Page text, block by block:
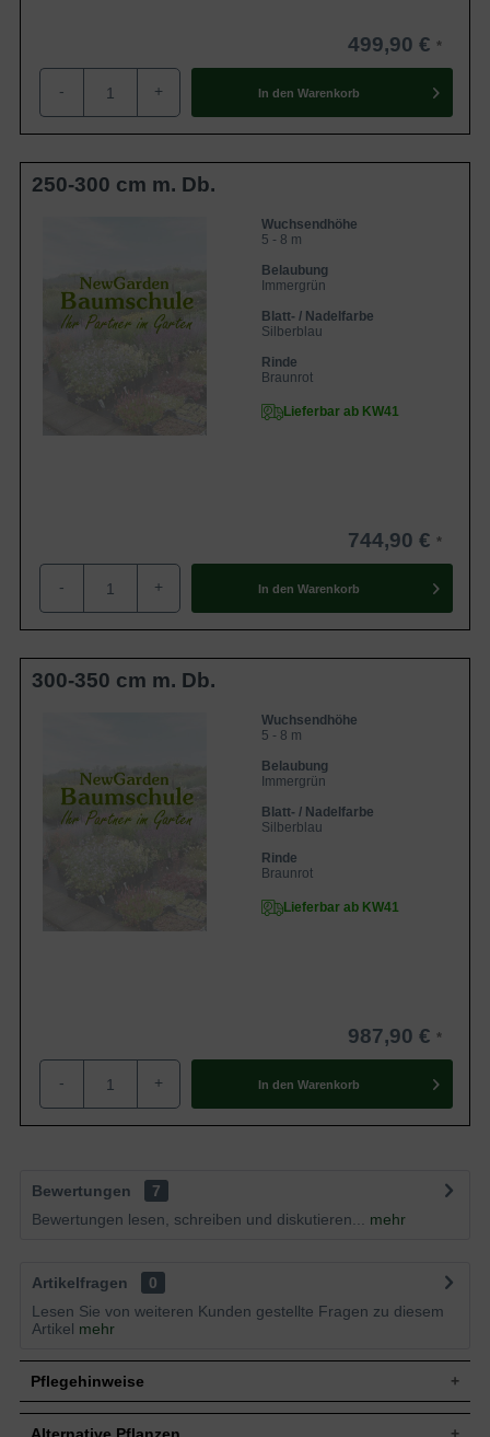
499,90 €
- + In den Warenkorb
250-300 cm m. Db.
Wuchsendhöhe
5 - 8 m
Belaubung
Immergrün
Blatt- / Nadelfarbe
Silberblau
Rinde
Braunrot
Lieferbar ab KW41
744,90 €
- + In den Warenkorb
300-350 cm m. Db.
Wuchsendhöhe
5 - 8 m
Belaubung
Immergrün
Blatt- / Nadelfarbe
Silberblau
Rinde
Braunrot
Lieferbar ab KW41
987,90 €
- + In den Warenkorb
Bewertungen
7
Bewertungen lesen, schreiben und diskutieren...
mehr
Artikelfragen
0
Lesen Sie von weiteren Kunden gestellte Fragen zu diesem
Artikel mehr
Pflegehinweise